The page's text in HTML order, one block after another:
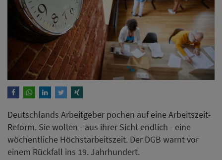
Deutschlands Arbeitgeber pochen auf eine Arbeitszeit-
Reform. Sie wollen - aus ihrer Sicht endlich - eine
wöchentliche Höchstarbeitszeit. Der DGB warnt vor
einem Rückfall ins 19. Jahrhundert.